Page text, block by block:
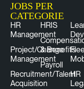
JOBS PER
CATEGORIE
HR
Management
Project/Change
Management
Recruitment/Talent
Acquisition
HRIS
& Benefits
Payroll
HR